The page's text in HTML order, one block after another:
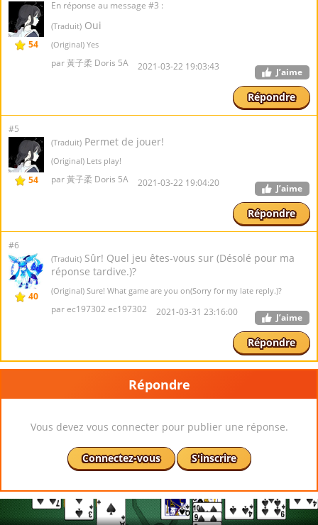
54
En réponse au message #3 :
(Traduit) Oui
(Original) Yes
par 黃子柔 Doris 5A 2021-03-22 19:03:43 J’aime
Répondre
#5
54
(Traduit) Permet de jouer!
(Original) Lets play!
par 黃子柔 Doris 5A 2021-03-22 19:04:20 J’aime
Répondre
#6
40
(Traduit) Sûr! Quel jeu êtes-vous sur (Désolé pour ma
réponse tardive.)?
(Original) Sure! What game are you on(Sorry for my late reply.)?
par ec197302 ec197302 2021-03-31 23:16:00 J’aime
Répondre
Répondre
Vous devez vous connecter pour publier une réponse.
Connectez-vous S'inscrire